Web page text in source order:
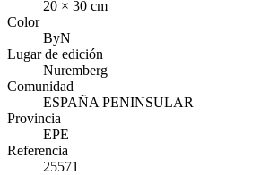
20 × 30 cm
Color
ByN
Lugar de edición
Nuremberg
Comunidad
ESPAÑA PENINSULAR
Provincia
EPE
Referencia
25571